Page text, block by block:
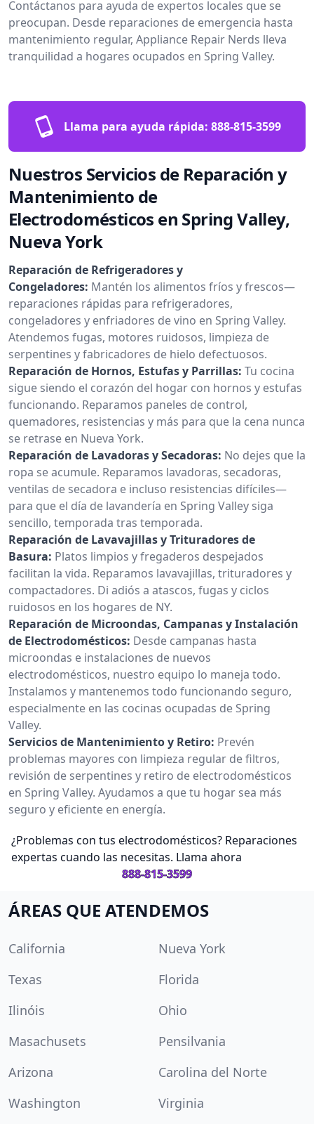
Contáctanos para ayuda de expertos locales que se
preocupan. Desde reparaciones de emergencia hasta
mantenimiento regular, Appliance Repair Nerds lleva
tranquilidad a hogares ocupados en Spring Valley.
Llama para ayuda rápida: 888-815-3599
Nuestros Servicios de Reparación y
Mantenimiento de
Electrodomésticos en Spring Valley,
Nueva York
Reparación de Refrigeradores y
Congeladores: Mantén los alimentos fríos y frescos—
reparaciones rápidas para refrigeradores,
congeladores y enfriadores de vino en Spring Valley.
Atendemos fugas, motores ruidosos, limpieza de
serpentines y fabricadores de hielo defectuosos.
Reparación de Hornos, Estufas y Parrillas: Tu cocina
sigue siendo el corazón del hogar con hornos y estufas
funcionando. Reparamos paneles de control,
quemadores, resistencias y más para que la cena nunca
se retrase en Nueva York.
Reparación de Lavadoras y Secadoras: No dejes que la
ropa se acumule. Reparamos lavadoras, secadoras,
ventilas de secadora e incluso resistencias difíciles—
para que el día de lavandería en Spring Valley siga
sencillo, temporada tras temporada.
Reparación de Lavavajillas y Trituradores de
Basura: Platos limpios y fregaderos despejados
facilitan la vida. Reparamos lavavajillas, trituradores y
compactadores. Di adiós a atascos, fugas y ciclos
ruidosos en los hogares de NY.
Reparación de Microondas, Campanas y Instalación
de Electrodomésticos: Desde campanas hasta
microondas e instalaciones de nuevos
electrodomésticos, nuestro equipo lo maneja todo.
Instalamos y mantenemos todo funcionando seguro,
especialmente en las cocinas ocupadas de Spring
Valley.
Servicios de Mantenimiento y Retiro: Prevén
problemas mayores con limpieza regular de filtros,
revisión de serpentines y retiro de electrodomésticos
en Spring Valley. Ayudamos a que tu hogar sea más
seguro y eficiente en energía.
¿Problemas con tus electrodomésticos? Reparaciones
expertas cuando las necesitas. Llama ahora
888-815-3599
ÁREAS QUE ATENDEMOS
California
Nueva York
Texas
Florida
Ilinóis
Ohio
Masachusets
Pensilvania
Arizona
Carolina del Norte
Washington
Virginia